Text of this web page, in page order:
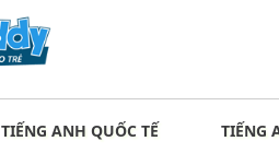
TIẾNG ANH QUỐC TẾ TIẾNG